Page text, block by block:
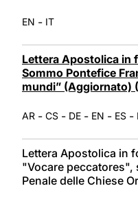
EN - IT
Lettera Apostolica in
Sommo Pontefice
mundi” (Aggiornato)
AR - CS - DE - EN - ES -
Lettera Apostolica in
"Vocare peccatores",
Penale delle Chiese